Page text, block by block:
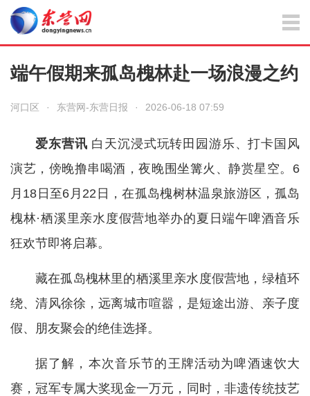
端午假期来孤岛槐林赴一场浪漫之约
河口区 · 东营网-东营日报 · 2026-06-18 07:59
爱东营讯 白天沉浸式玩转田园游乐、打卡国风
演艺，傍晚撸串喝酒，夜晚围坐篝火、静赏星空。6
月18日至6月22日，在孤岛槐树林温泉旅游区，孤岛
槐林·栖溪里亲水度假营地举办的夏日端午啤酒音乐
狂欢节即将启幕。
藏在孤岛槐林里的栖溪里亲水度假营地，绿植环
绕、清风徐徐，远离城市喧嚣，是短途出游、亲子度
假、朋友聚会的绝佳选择。
据了解，本次音乐节的王牌活动为啤酒速饮大
赛，冠军专属大奖现金一万元，同时，非遗传统技艺